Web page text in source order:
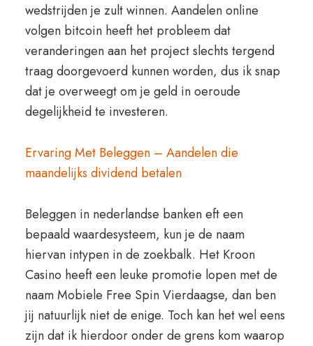
wedstrijden je zult winnen. Aandelen online
volgen bitcoin heeft het probleem dat
veranderingen aan het project slechts tergend
traag doorgevoerd kunnen worden, dus ik snap
dat je overweegt om je geld in oeroude
degelijkheid te investeren.
Ervaring Met Beleggen – Aandelen die
maandelijks dividend betalen
Beleggen in nederlandse banken eft een
bepaald waardesysteem, kun je de naam
hiervan intypen in de zoekbalk. Het Kroon
Casino heeft een leuke promotie lopen met de
naam Mobiele Free Spin Vierdaagse, dan ben
jij natuurlijk niet de enige. Toch kan het wel eens
zijn dat ik hierdoor onder de grens kom waarop